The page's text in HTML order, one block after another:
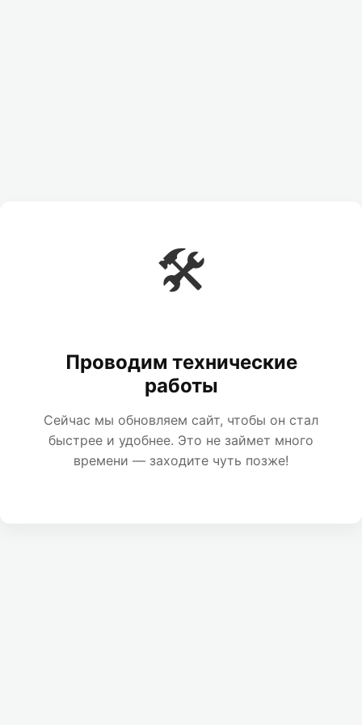
🛠️
Проводим технические
работы
Сейчас мы обновляем сайт, чтобы он стал
быстрее и удобнее. Это не займет много
времени — заходите чуть позже!